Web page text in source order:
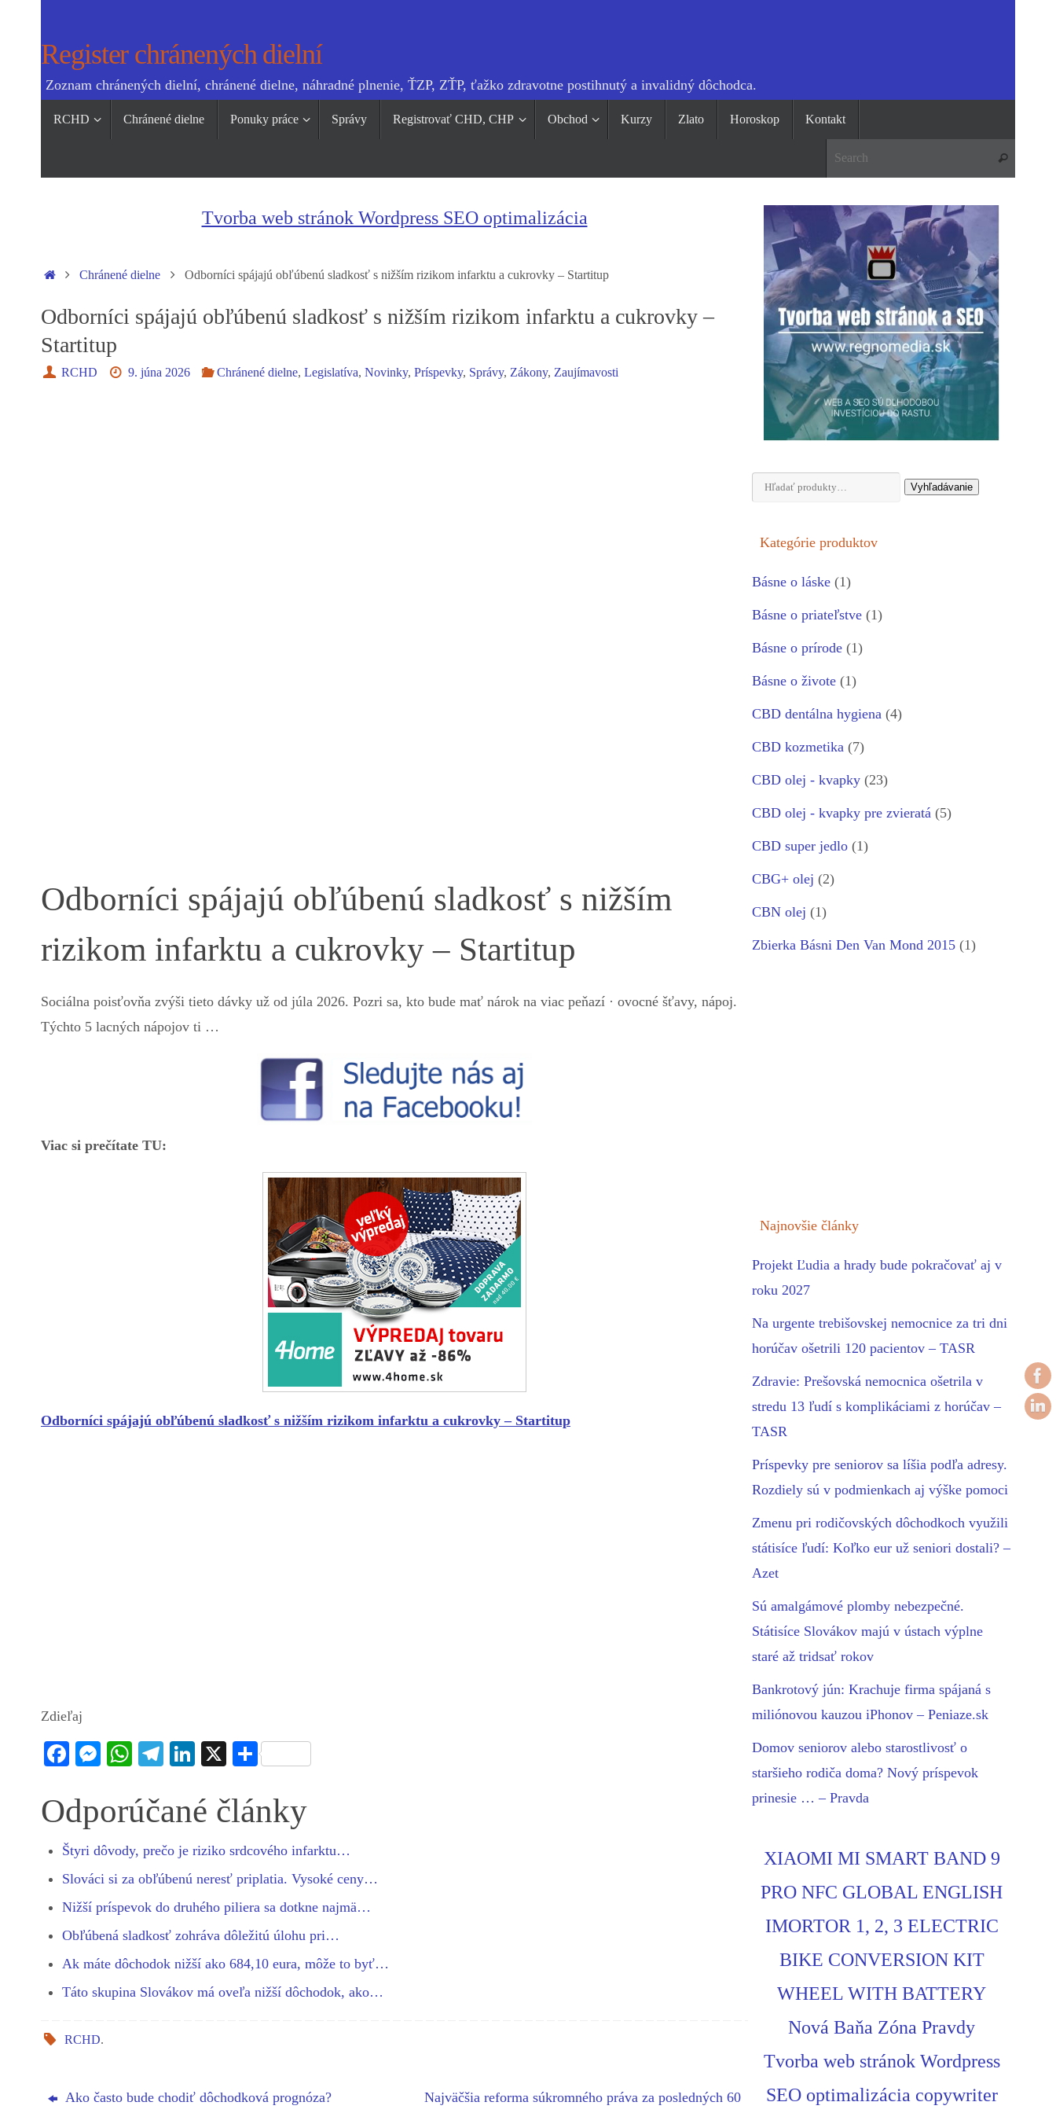
Register chránených dielní
Zoznam chránených dielní, chránené dielne, náhradné plnenie, ŤZP, ZŤP, ťažko zdravotne postihnutý a invalidný dôchodca.
RCHD Chránené dielne Ponuky práce Správy Registrovať CHD, CHP Obchod Kurzy Zlato Horoskop Kontakt
Search
Tvorba web stránok Wordpress SEO optimalizácia
HomeChránené dielne Odborníci spájajú obľúbenú sladkosť s nižším rizikom infarktu a cukrovky – Startitup
Odborníci spájajú obľúbenú sladkosť s nižším rizikom infarktu a cukrovky –
Startitup
RCHD 9. júna 2026 Chránené dielne,Legislatíva,Novinky,Príspevky, Správy,Zákony,Zaujímavosti
Odborníci spájajú obľúbenú sladkosť s nižším
rizikom infarktu a cukrovky – Startitup
Sociálna poisťovňa zvýši tieto dávky už od júla 2026. Pozri sa, kto bude mať nárok na viac peňazí · ovocné šťavy, nápoj.
Týchto 5 lacných nápojov ti …
Viac si prečítate TU:
Odborníci spájajú obľúbenú sladkosť s nižším rizikom infarktu a cukrovky – Startitup
Zdieľaj
Fa
bo
ok
M
se
ng
er
W
ts
A
pp
Te
gr
a
m
Li
ed
In
X S
re
Odporúčané články
Štyri dôvody, prečo je riziko srdcového infarktu…
Slováci si za obľúbenú neresť priplatia. Vysoké ceny…
Nižší príspevok do druhého piliera sa dotkne najmä…
Obľúbená sladkosť zohráva dôležitú úlohu pri…
Ak máte dôchodok nižší ako 684,10 eura, môže to byť…
Táto skupina Slovákov má oveľa nižší dôchodok, ako…
RCHD.
Ako často bude chodiť dôchodková prognóza? Najväčšia reforma súkromného práva za posledných 60
Hľadať: Vyhľadávanie
Kategórie produktov
Básne o láske (1)
Básne o priateľstve (1)
Básne o prírode (1)
Básne o živote (1)
CBD dentálna hygiena (4)
CBD kozmetika (7)
CBD olej - kvapky (23)
CBD olej - kvapky pre zvieratá (5)
CBD super jedlo (1)
CBG+ olej (2)
CBN olej (1)
Zbierka Básni Den Van Mond 2015 (1)
Najnovšie články
Projekt Ľudia a hrady bude pokračovať aj v
roku 2027
Na urgente trebišovskej nemocnice za tri dni
horúčav ošetrili 120 pacientov – TASR
Zdravie: Prešovská nemocnica ošetrila v
stredu 13 ľudí s komplikáciami z horúčav –
TASR
Príspevky pre seniorov sa líšia podľa adresy.
Rozdiely sú v podmienkach aj výške pomoci
Zmenu pri rodičovských dôchodkoch využili
státisíce ľudí: Koľko eur už seniori dostali? –
Azet
Sú amalgámové plomby nebezpečné.
Státisíce Slovákov majú v ústach výplne
staré až tridsať rokov
Bankrotový jún: Krachuje firma spájaná s
miliónovou kauzou iPhonov – Peniaze.sk
Domov seniorov alebo starostlivosť o
staršieho rodiča doma? Nový príspevok
prinesie … – Pravda
XIAOMI MI SMART BAND 9
PRO NFC GLOBAL ENGLISH
IMORTOR 1, 2, 3 ELECTRIC
BIKE CONVERSION KIT
WHEEL WITH BATTERY
Nová Baňa Zóna Pravdy
Tvorba web stránok Wordpress
SEO optimalizácia copywriter